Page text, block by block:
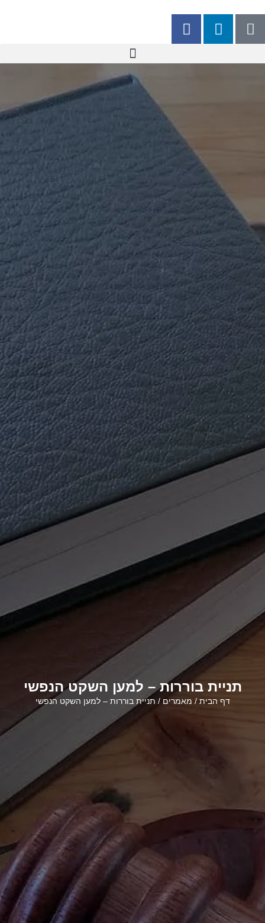
תניית בוררות – למען השקט הנפשי
דף הבית / מאמרים / תניית בוררות – למען השקט הנפשי